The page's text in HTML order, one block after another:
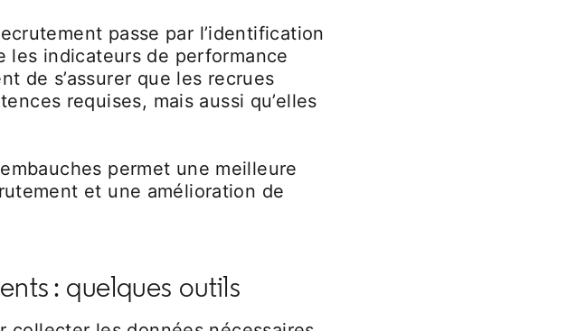
passe par l’identification
les indicateurs de performance
de s’assurer que les recrues
requises, mais aussi qu’elles
permet une meilleure
et une amélioration de
: quelques outils